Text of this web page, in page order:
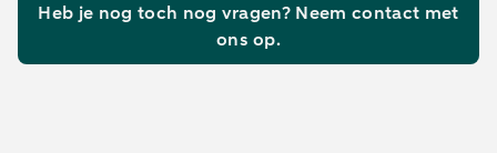
Heb je nog toch nog vragen? Neem contact met
ons op.